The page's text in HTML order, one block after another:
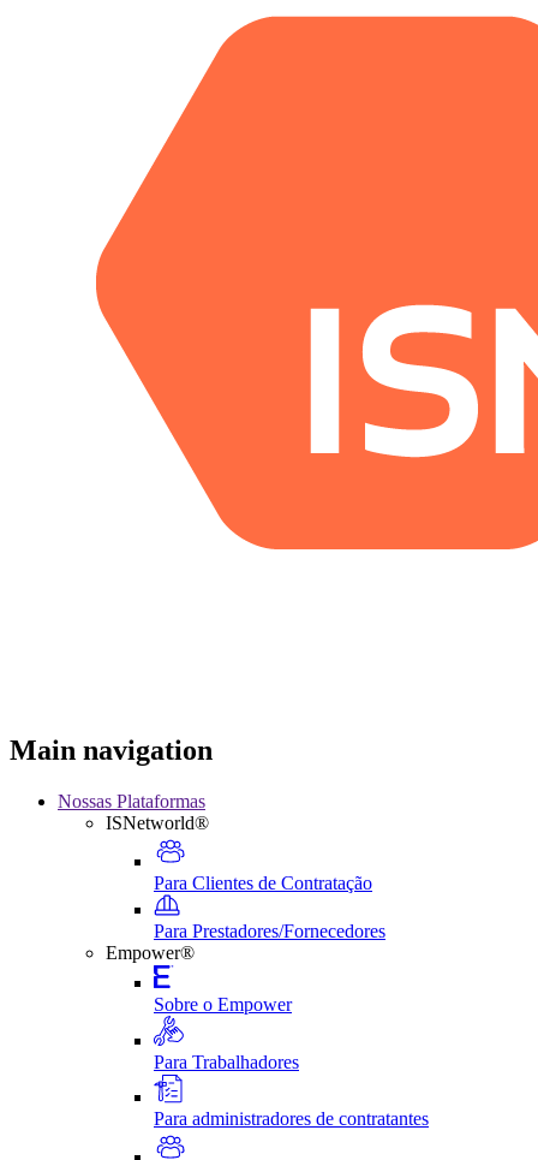
Main navigation
Nossas Plataformas
ISNetworld®
Para Clientes de Contratação
Para Prestadores/Fornecedores
Empower®
Sobre o Empower
Para Trabalhadores
Para administradores de contratantes